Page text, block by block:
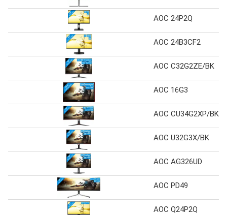
AOC 24P2Q
AOC 24B3CF2
AOC C32G2ZE/BK
AOC 16G3
AOC CU34G2XP/BK
AOC U32G3X/BK
AOC AG326UD
AOC PD49
AOC Q24P2Q